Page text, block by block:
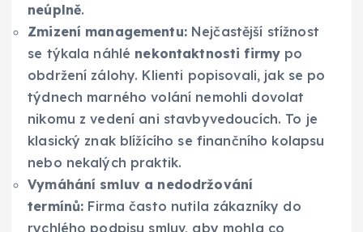
neúplně.
Zmizení managementu:Nejčastější stížnost
se týkala náhlé nekontaktnosti firmy po
obdržení zálohy. Klienti popisovali, jak se po
týdnech marného volání nemohli dovolat
nikomu z vedení ani stavbyvedoucích. To je
klasický znak blížícího se finančního kolapsu
nebo nekalých praktik.
Vymáhání smluv a nedodržování
termínů: Firma často nutila zákazníky do
rychlého podpisu smluv, aby mohla co